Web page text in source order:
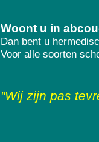
Woont u in
Dan bent u
Voor alle soorten
"Wij zijn pas